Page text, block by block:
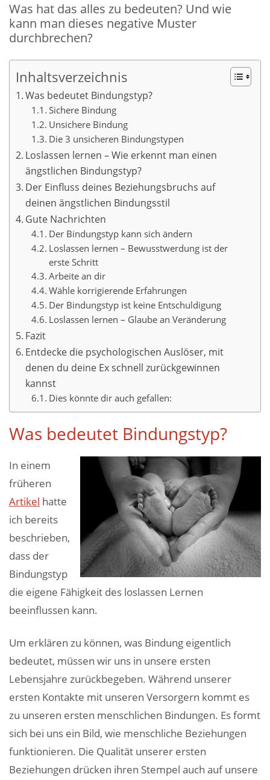
Was hat das alles zu bedeuten? Und wie
kann man dieses negative Muster
durchbrechen?
Inhaltsverzeichnis
Was bedeutet Bindungstyp?
Sichere Bindung
Unsichere Bindung
Die 3 unsicheren Bindungstypen
Loslassen lernen – Wie erkennt man einen
ängstlichen Bindungstyp?
Der Einfluss deines Beziehungsbruchs auf
deinen ängstlichen Bindungsstil
Gute Nachrichten
Der Bindungstyp kann sich ändern
Loslassen lernen – Bewusstwerdung ist der
erste Schritt
Arbeite an dir
Wähle korrigierende Erfahrungen
Der Bindungstyp ist keine Entschuldigung
Loslassen lernen – Glaube an Veränderung
Fazit
Entdecke die psychologischen Auslöser, mit
denen du deine Ex schnell zurückgewinnen
kannst
Dies könnte dir auch gefallen:
Was bedeutet Bindungstyp?
In einem
früheren
Artikel hatte
ich bereits
beschrieben,
dass der
Bindungstyp
die eigene Fähigkeit des loslassen Lernen
beeinflussen kann.
Um erklären zu können, was Bindung eigentlich
bedeutet, müssen wir uns in unsere ersten
Lebensjahre zurückbegeben. Während unserer
ersten Kontakte mit unseren Versorgern kommt es
zu unseren ersten menschlichen Bindungen. Es formt
sich bei uns ein Bild, wie menschliche Beziehungen
funktionieren. Die Qualität unserer ersten
Beziehungen drücken ihren Stempel auch auf unsere